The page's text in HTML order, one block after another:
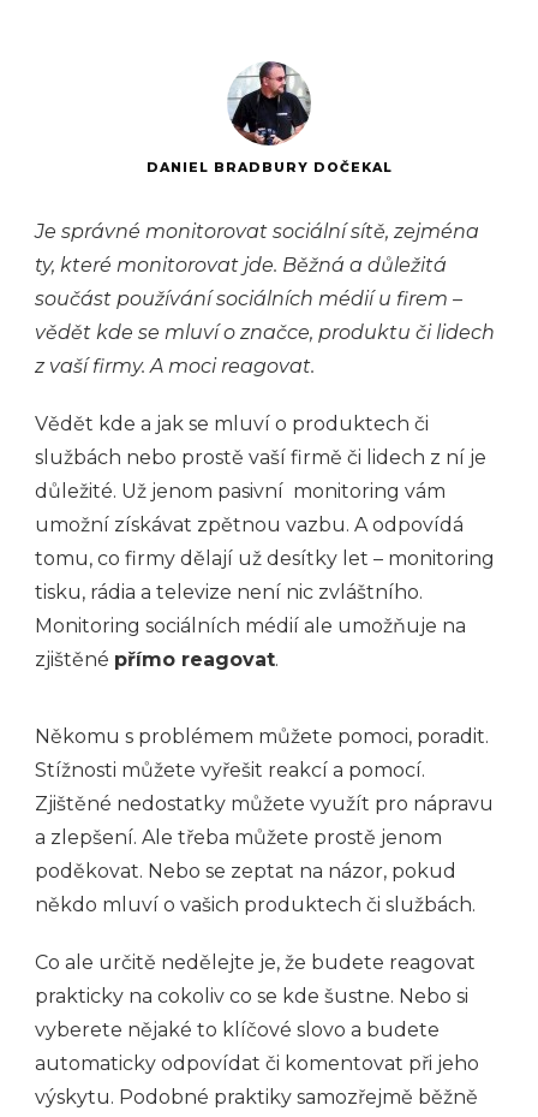
DANIEL BRADBURY DOČEKAL
Je správné monitorovat sociální sítě, zejména
ty, které monitorovat jde. Běžná a důležitá
součást používání sociálních médií u firem –
vědět kde se mluví o značce, produktu či lidech
z vaší firmy. A moci reagovat.
Vědět kde a jak se mluví o produktech či
službách nebo prostě vaší firmě či lidech z ní je
důležité. Už jenom pasivní monitoring vám
umožní získávat zpětnou vazbu. A odpovídá
tomu, co firmy dělají už desítky let – monitoring
tisku, rádia a televize není nic zvláštního.
Monitoring sociálních médií ale umožňuje na
zjištěné přímo reagovat.
Někomu s problémem můžete pomoci, poradit.
Stížnosti můžete vyřešit reakcí a pomocí.
Zjištěné nedostatky můžete využít pro nápravu
a zlepšení. Ale třeba můžete prostě jenom
poděkovat. Nebo se zeptat na názor, pokud
někdo mluví o vašich produktech či službách.
Co ale určitě nedělejte je, že budete reagovat
prakticky na cokoliv co se kde šustne. Nebo si
vyberete nějaké to klíčové slovo a budete
automaticky odpovídat či komentovat při jeho
výskytu. Podobné praktiky samozřejmě běžně